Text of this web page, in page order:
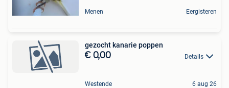
Menen Eergisteren
gezocht kanarie poppen
€ 0,00 Details
Westende 6 aug 26